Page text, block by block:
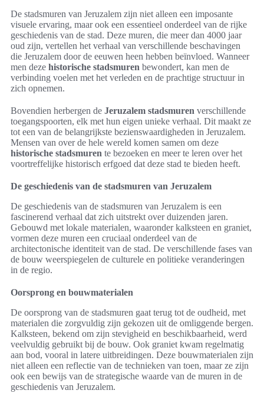
De stadsmuren van Jeruzalem zijn niet alleen een imposante
visuele ervaring, maar ook een essentieel onderdeel van de rijke
geschiedenis van de stad. Deze muren, die meer dan 4000 jaar
oud zijn, vertellen het verhaal van verschillende beschavingen
die Jeruzalem door de eeuwen heen hebben beïnvloed. Wanneer
men deze historische stadsmuren bewondert, kan men de
verbinding voelen met het verleden en de prachtige structuur in
zich opnemen.
Bovendien herbergen de Jeruzalem stadsmuren verschillende
toegangspoorten, elk met hun eigen unieke verhaal. Dit maakt ze
tot een van de belangrijkste bezienswaardigheden in Jeruzalem.
Mensen van over de hele wereld komen samen om deze
historische stadsmuren te bezoeken en meer te leren over het
voortreffelijke historisch erfgoed dat deze stad te bieden heeft.
De geschiedenis van de stadsmuren van Jeruzalem
De geschiedenis van de stadsmuren van Jeruzalem is een
fascinerend verhaal dat zich uitstrekt over duizenden jaren.
Gebouwd met lokale materialen, waaronder kalksteen en graniet,
vormen deze muren een cruciaal onderdeel van de
architectonische identiteit van de stad. De verschillende fases van
de bouw weerspiegelen de culturele en politieke veranderingen
in de regio.
Oorsprong en bouwmaterialen
De oorsprong van de stadsmuren gaat terug tot de oudheid, met
materialen die zorgvuldig zijn gekozen uit de omliggende bergen.
Kalksteen, bekend om zijn stevigheid en beschikbaarheid, werd
veelvuldig gebruikt bij de bouw. Ook graniet kwam regelmatig
aan bod, vooral in latere uitbreidingen. Deze bouwmaterialen zijn
niet alleen een reflectie van de technieken van toen, maar ze zijn
ook een bewijs van de strategische waarde van de muren in de
geschiedenis van Jeruzalem.